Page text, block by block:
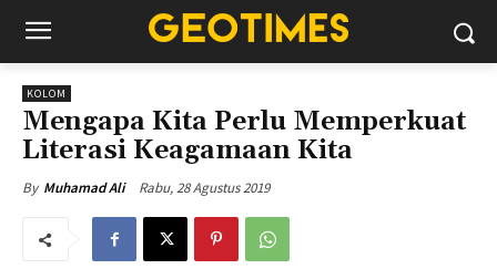
KOLOM
Mengapa Kita Perlu Memperkuat
Literasi Keagamaan Kita
By Muhamad Ali Rabu, 28 Agustus 2019